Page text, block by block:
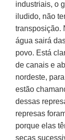
industriais, o
iludido, não
transposição.
água sairá
povo. Está
de canais e
nordeste,
estão
dessas
represas
porque elas
secas